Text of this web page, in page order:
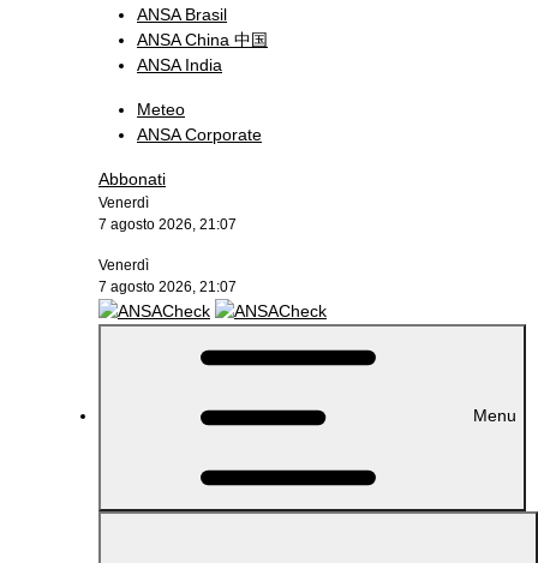
ANSA Brasil
ANSA China 中国
ANSA India
Meteo
ANSA Corporate
Abbonati
Venerdì
7 agosto 2026, 21:07
Venerdì
7 agosto 2026, 21:07
Menu